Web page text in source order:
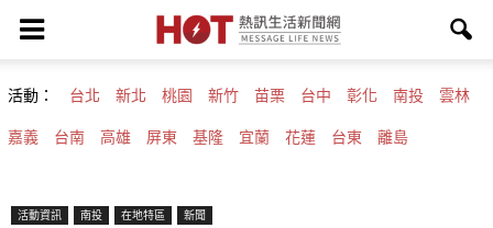
活動： 台北 新北 桃園 新竹 苗栗 台中 彰化 南投 雲林
嘉義 台南 高雄 屏東 基隆 宜蘭 花蓮 台東 離島
活動資訊 南投 在地特區 新聞